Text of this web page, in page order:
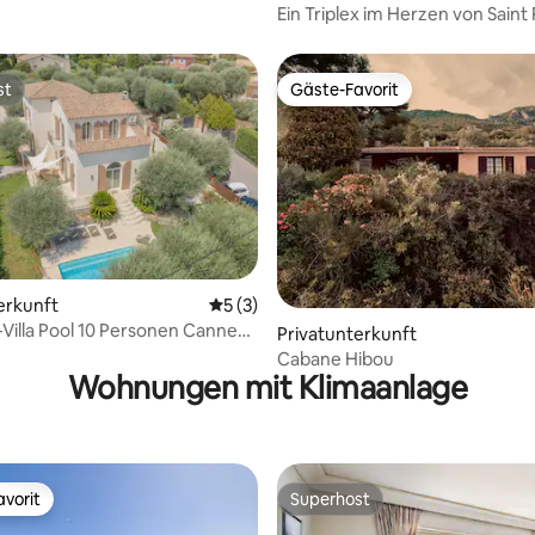
Ein Triplex im Herzen von Saint
4,98 von 5, 105 BewertungenDurchschnittliche Bewertung: 5 von 5,
5 (3)
Pool 10 Personen Cannes
Gäste-Favorit
Gäste-Favorit
Privatunterkunft
Cabane Hibou
Wohnungen mit Klimaanlage
Superhost
Superhost